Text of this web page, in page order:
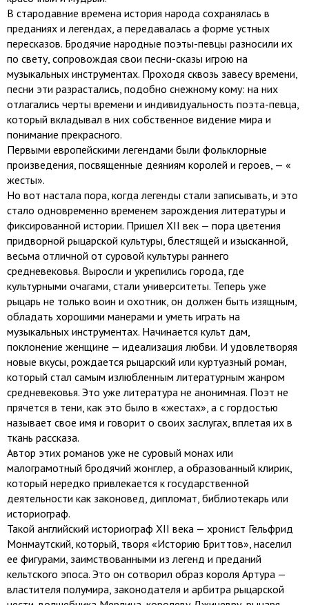
В стародавние времена история народа сохранялась в
преданиях и легендах, а передавалась а форме устных
пересказов. Бродячие народные поэты-певцы разносили их
по свету, сопровождая свои песни-сказы игрою на
музыкальных инструментах. Проходя сквозь завесу времени,
песни эти разрастались, подобно снежному кому: на них
отлагались черты времени и индивидуальность поэта-певца,
который вкладывал в них собственное видение мира и
понимание прекрасного.
Первыми европейскими легендами были фольклорные
произведения, посвященные деяниям королей и героев, — «
жесты».
Но вот настала пора, когда легенды стали записывать, и это
стало одновременно временем зарождения литературы и
фиксированной истории. Пришел XII век — пора цветения
придворной рыцарской культуры, блестящей и изысканной,
весьма отличной от суровой культуры раннего
средневековья. Выросли и укрепились города, где
культурными очагами, стали университеты. Теперь уже
рыцарь не только воин и охотник, он должен быть изящным,
обладать хорошими манерами и уметь играть на
музыкальных инструментах. Начинается культ дам,
поклонение женщине — идеализация любви. И удовлетворяя
новые вкусы, рождается рыцарский или куртуазный роман,
который стал самым излюбленным литературным жанром
средневековья. Это уже литература не анонимная. Поэт не
прячется в тени, как это было в «жестах», а с гордостью
называет свое имя и говорит о своих заслугах, вплетая их в
ткань рассказа.
Автор этих романов уже не суровый монах или
малограмотный бродячий жонглер, а образованный клирик,
который нередко привлекается к государственной
деятельности как законовед, дипломат, библиотекарь или
историограф.
Такой английский историограф XII века — хронист Гельфрид
Монмаутский, который, творя «Историю Бриттов», населил
ее фигурами, заимствованными из легенд и преданий
кельтского эпоса. Это он сотворил образ короля Артура —
властителя полумира, законодателя и арбитра рыцарской